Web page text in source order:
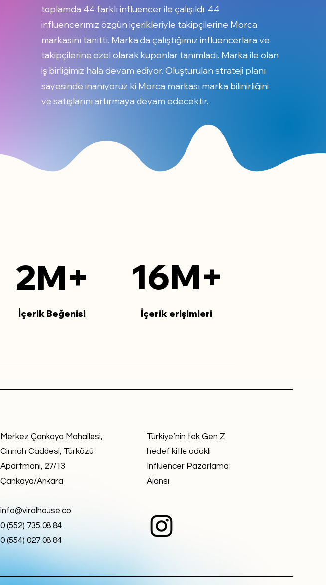
toplamda 44 farklı influencer ile çalışıldı. 44
influencerımız özgün içerikleriyle takipçilerine Morca
markasını tanıttı. Marka da çalıştığımız influencerlara ve
takipçilerine özel olarak kuponlar tanımladı. Marka ile olan
iş birliğimiz hala devam ediyor. Oluşturulan strateji planı
sayesinde inanıyoruz ki Morca markası marka bilinirliğini
ve satışlarını artırmaya devam edecektir.
2M+
İçerik Beğenisi
16M+
İçerik erişimleri
Merkez Çankaya Mahallesi,
Cinnah Caddesi, Türközü
Apartmanı, 27/13
Çankaya/Ankara
info@viralhouse.co
0 (552) 735 08 84
0 (554) 027 08 84
Türkiye’nin tek Gen Z
hedef kitle odaklı
Influencer Pazarlama
Ajansı